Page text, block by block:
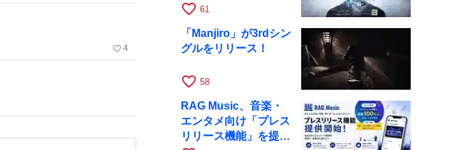
favorite_border 4
favorite_border 61
「Manjiro」が3rdシン
グルをリリース！
favorite_border 58
RAG Music、音楽・
エンタメ向け「プレス
リリース機能」を提供